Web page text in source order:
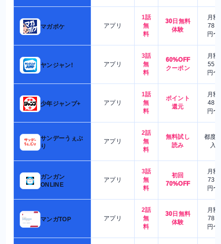
マガポケ アプリ
1話
無
料
30日無料
体験
月額
780
円〜
ヤンジャン! アプリ
3話
無
料
60%OFF
クーポン
月額
550
円〜
少年ジャンプ+ アプリ
1話
無
料
ポイント
還元
月額
480
円〜
サンデーうぇぶ
り
アプリ
2話
無
料
無料試し
読み
都度
入
ガンガン
ONLINE
アプリ
3話
無
料
初回
70%OFF
月額
730
円〜
マンガTOP アプリ
2話
無
料
30日無料
体験
月額
780
円〜